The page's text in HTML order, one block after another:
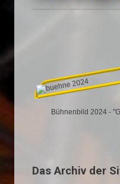
Bühnenbild 2024 -
Das Archiv der